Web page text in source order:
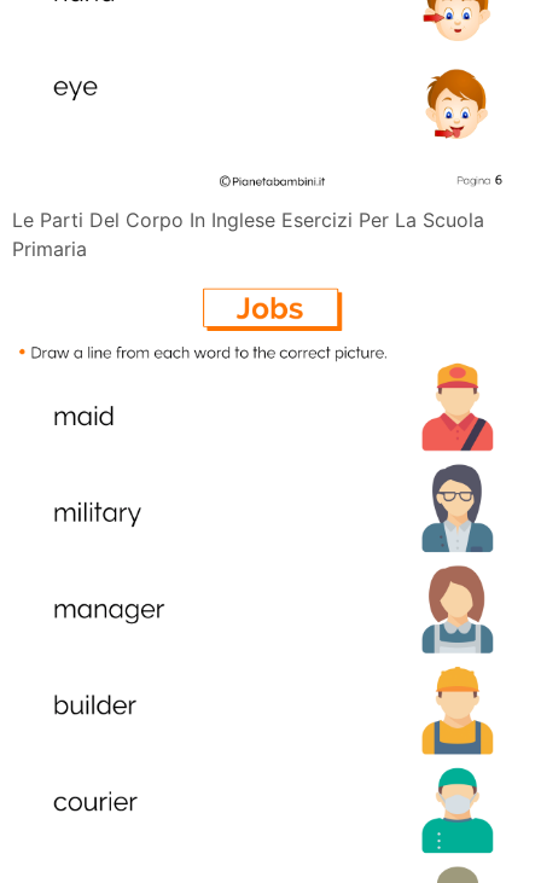
Le Parti Del Corpo In Inglese Esercizi Per La Scuola
Primaria